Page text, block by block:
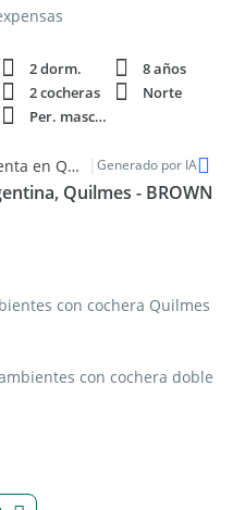
2 dorm.
8 años
2 cocheras
Norte
Per. mascota
Moderno dpto. de 3 amb. en venta en Quilmes | Generado por IA
Quilmes - BROWN
con cochera Quilmes
con cochera doble
pisos de porcelanato, muy
techo y de pared a pared